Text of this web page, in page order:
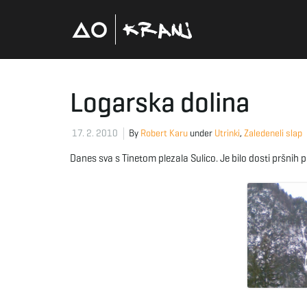
Logarska dolina
17. 2. 2010 By Robert Karu under Utrinki, Zaledeneli slap
Danes sva s Tinetom plezala Sulico. Je bilo dosti